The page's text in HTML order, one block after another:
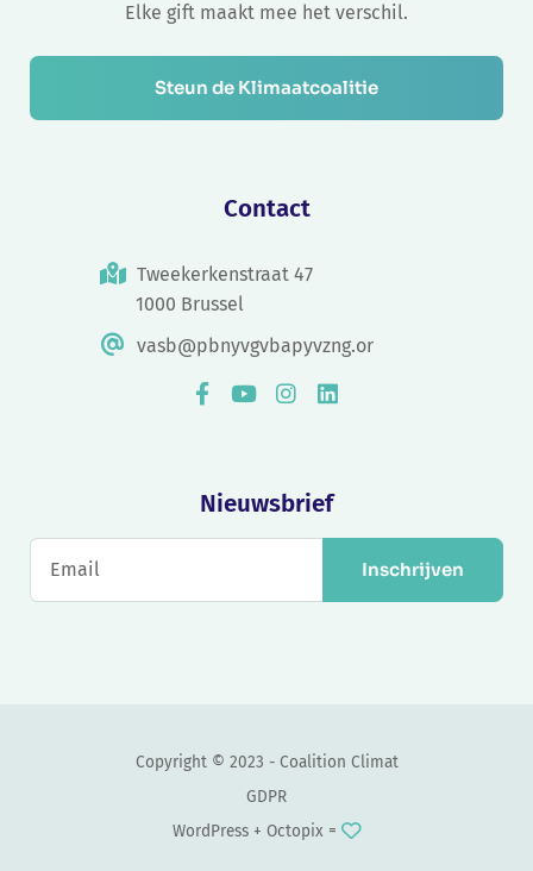
Elke gift maakt mee het verschil.
Steun de Klimaatcoalitie
Contact
Tweekerkenstraat 47
1000 Brussel
vasb@pbnyvgvbapyvzng.or
Nieuwsbrief
Inschrijven
Copyright © 2023 - Coalition Climat
GDPR
WordPress + Octopix =